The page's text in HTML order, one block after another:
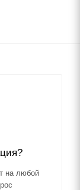
на любой